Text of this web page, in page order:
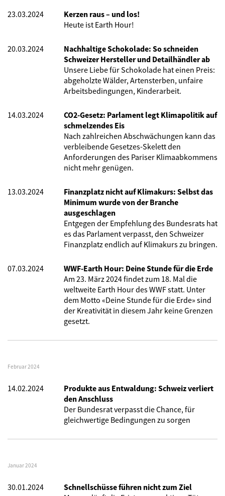
23.03.2024
Kerzen raus – und los!
Heute ist Earth Hour!
20.03.2024
Nachhaltige Schokolade: So schneiden
Schweizer Hersteller und Detailhändler ab
Unsere Liebe für Schokolade hat einen Preis:
abgeholzte Wälder, Artensterben, unfaire
Arbeitsbedingungen, Kinderarbeit.
14.03.2024
CO2-Gesetz: Parlament legt Klimapolitik auf
schmelzendes Eis
Nach zahlreichen Abschwächungen kann das
verbleibende Gesetzes-Skelett den
Anforderungen des Pariser Klimaabkommens
nicht mehr genügen.
13.03.2024
Finanzplatz nicht auf Klimakurs: Selbst das
Minimum wurde von der Branche
ausgeschlagen
Entgegen der Empfehlung des Bundesrats hat
es das Parlament verpasst, den Schweizer
Finanzplatz endlich auf Klimakurs zu bringen.
07.03.2024
WWF-Earth Hour: Deine Stunde für die Erde
Am 23. März 2024 findet zum 18. Mal die
weltweite Earth Hour des WWF statt. Unter
dem Motto «Deine Stunde für die Erde» sind
der Kreativität in diesem Jahr keine Grenzen
gesetzt.
Februar 2024
14.02.2024
Produkte aus Entwaldung: Schweiz verliert
den Anschluss
Der Bundesrat verpasst die Chance, für
gleichwertige Bedingungen zu sorgen
Januar 2024
30.01.2024
Schnellschüsse führen nicht zum Ziel